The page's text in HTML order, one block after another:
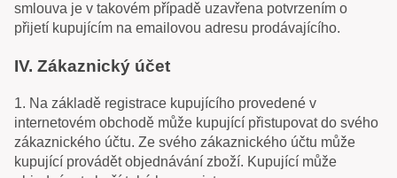
smlouva je v takovém případě uzavřena potvrzením o
přijetí kupujícím na emailovou adresu prodávajícího.
IV. Zákaznický účet
1. Na základě registrace kupujícího provedené v
internetovém obchodě může kupující přistupovat do svého
zákaznického účtu. Ze svého zákaznického účtu může
kupující provádět objednávání zboží. Kupující může